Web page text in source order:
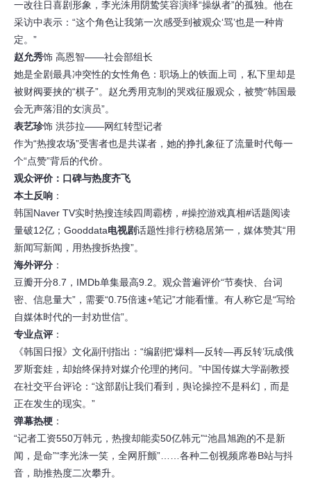
一改往日喜剧形象，李光洙用阴鸷笑容演绎“操纵者”的孤独。他在
采访中表示：“这个角色让我第一次感受到被观众‘骂’也是一种肯
定。”
赵允秀饰 高恩智——社会部组长
她是全剧最具冲突性的女性角色：职场上的铁面上司，私下里却是
被财阀要挟的“棋子”。赵允秀用克制的哭戏征服观众，被赞“韩国最
会无声落泪的女演员”。
表艺珍饰 洪莎拉——网红转型记者
作为“热搜农场”受害者也是共谋者，她的挣扎象征了流量时代每一
个“点赞”背后的代价。
观众评价：口碑与热度齐飞
本土反响 ：
韩国Naver TV实时热搜连续四周霸榜，#操控游戏真相#话题阅读
量破12亿；Gooddata电视剧话题性排行榜稳居第一，媒体赞其“用
新闻写新闻，用热搜拆热搜”。
海外评分 ：
豆瓣开分8.7，IMDb单集最高9.2。观众普遍评价“节奏快、台词
密、信息量大”，需要“0.75倍速+笔记”才能看懂。有人称它是“写给
自媒体时代的一封劝世信”。
专业点评：
《韩国日报》文化副刊指出：“编剧把‘爆料—反转—再反转’玩成俄
罗斯套娃，却始终保持对媒介伦理的拷问。”中国传媒大学副教授
在社交平台评论：“这部剧让我们看到，舆论操控不是科幻，而是
正在发生的现实。”
弹幕热梗 ：
“记者工资550万韩元，热搜却能卖50亿韩元”“池昌旭跑的不是新
闻，是命”“李光洙一笑，全网肝颤”……各种二创视频席卷B站与抖
音，助推热度二次攀升。